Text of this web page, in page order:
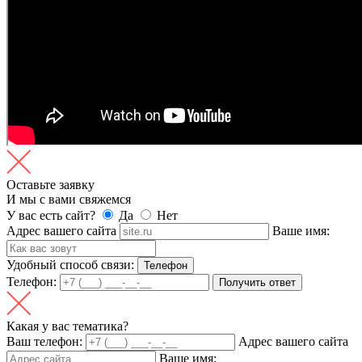
Оставьте заявку
И мы с вами свяжемся
У вас есть сайт?
Да
Нет
Адрес вашего сайта
Ваше имя:
Удобный способ связи: Телефон
Телефон: Получить ответ
Какая у вас тематика?
Ваш телефон:
Адрес вашего сайта
Ваше имя: